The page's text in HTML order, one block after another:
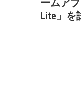
ームア
Lite」を